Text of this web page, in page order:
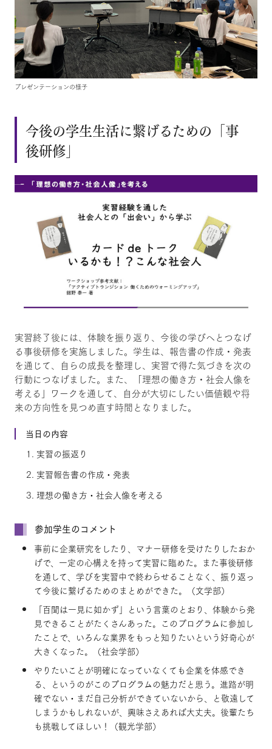
プレゼンテーションの様子
今後の学生生活に繋げるための「事
後研修」
実習終了後には、体験を振り返り、今後の学びへとつなげ
る事後研修を実施しました。学生は、報告書の作成・発表
を通じて、自らの成長を整理し、実習で得た気づきを次の
行動につなげました。また、「理想の働き方・社会人像を
考える」ワークを通して、自分が大切にしたい価値観や将
来の方向性を見つめ直す時間となりました。
当日の内容
実習の振返り
実習報告書の作成・発表
理想の働き方・社会人像を考える
参加学生のコメント
事前に企業研究をしたり、マナー研修を受けたりしたおか
げで、一定の心構えを持って実習に臨めた。また事後研修
を通して、学びを実習中で終わらせることなく、振り返っ
て今後に繋げるためのまとめができた。（文学部）
「百聞は一見に如かず」という言葉のとおり、体験から発
見できることがたくさんあった。このプログラムに参加し
たことで、いろんな業界をもっと知りたいという好奇心が
大きくなった。（社会学部）
やりたいことが明確になっていなくても企業を体感でき
る、というのがこのプログラムの魅力だと思う。進路が明
確でない・まだ自己分析ができていないから、と敬遠して
しまうかもしれないが、興味さえあれば大丈夫。後輩たち
も挑戦してほしい！（観光学部）